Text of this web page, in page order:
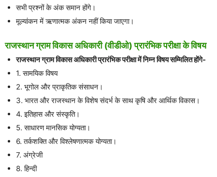
सभी प्रश्नों के अंक समान होंगे।
मूल्यांकन में ऋणात्मक अंकन नहीं किया जाएगा।
राजस्थान ग्राम विकास अधिकारी (वीडीओ) प्रारंभिक परीक्षा के विषय
राजस्थान ग्राम विकास अधिकारी प्रारंभिक परीक्षा में निम्न विषय सम्मिलित होंगे-
1. सामयिक विषय
2. भूगोल और प्राकृतिक संसाधन।
3. भारत और राजस्थान के विशेष संदर्भ के साथ कृषि और आर्थिक विकास।
4. इतिहास और संस्कृति।
5. साधारण मानसिक योग्यता।
6. तर्कशक्ति और विश्लेषणात्मक योग्यता।
7. अंग्रेजी
8. हिन्दी